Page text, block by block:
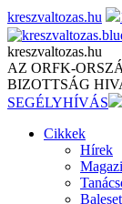
Skip
to
content
kreszvaltozas.hu
kreszvaltozas.hu
AZ ORFK-
BIZOTTSÁG
SEGÉLYHÍVÁS
Cikkek
Hírek